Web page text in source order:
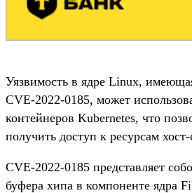
Уязвимость в ядре ​​Linux,
CVE-2022-0185, может
контейнеров Kubernetes, что
получить доступ к ресурсам
CVE-2022-0185 представляет
буфера хипа в компоненте ядра